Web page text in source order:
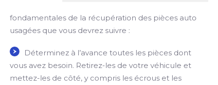
fondamentales de la récupération des pièces auto
usagées que vous devrez suivre :
Déterminez à l’avance toutes les pièces dont
vous avez besoin. Retirez-les de votre véhicule et
mettez-les de côté, y compris les écrous et les